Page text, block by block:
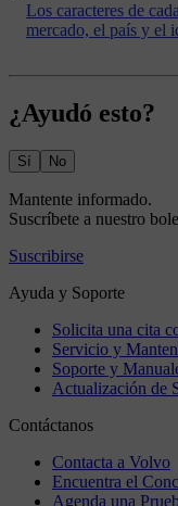
Los caracteres de
mercado, el país y el
¿Ayudó esto?
Sí No